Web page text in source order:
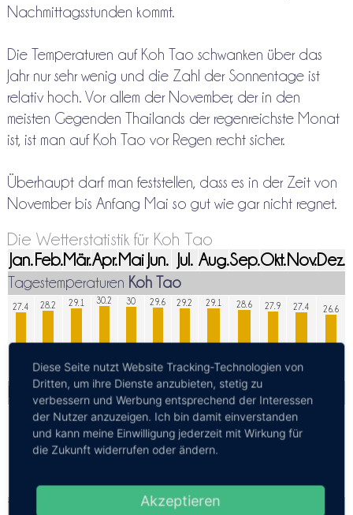
Nachmittagsstunden kommt.
Die Temperaturen auf Koh Tao schwanken über das
Jahr nur sehr wenig und die Zahl der Sonnentage ist
relativ hoch. Vor allem der November, der in den
meisten Gegenden Thailands der regenreichste Monat
ist, ist man auf Koh Tao vor Regen recht sicher.
Überhaupt darf man feststellen, dass es in der Zeit von
November bis Anfang Mai so gut wie gar nicht regnet.
Die Wetterstatistik für Koh Tao
Jan. Feb.Mär.Apr. Mai Jun. Jul. Aug.Sep.Okt.Nov.Dez.
Tagestemperaturen Koh Tao
27.4 28.2 29.1 30.2 30 29.6 29.2 29.1 28.6 27.9 27.4 26.6
HöchsttemperaturenKoh Tao
31.0 31.8 32.4 31.6 31.3 31.1 31.0 30.6 30.4
Koh Tao
Diese Seite nutzt Website Tracking-Technologien von
Dritten, um ihre Dienste anzubieten, stetig zu
verbessern und Werbung entsprechend der Interessen
der Nutzer anzuzeigen. Ich bin damit einverstanden
und kann meine Einwilligung jederzeit mit Wirkung für
die Zukunft widerrufen oder ändern.
Akzeptieren